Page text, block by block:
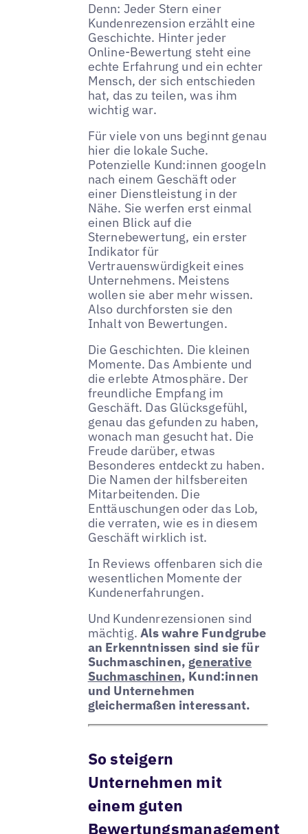
Denn: Jeder Stern einer
Kundenrezension erzählt eine
Geschichte. Hinter jeder
Online-Bewertung steht eine
echte Erfahrung und ein echter
Mensch, der sich entschieden
hat, das zu teilen, was ihm
wichtig war.
Für viele von uns beginnt genau
hier die lokale Suche.
Potenzielle Kund:innen googeln
nach einem Geschäft oder
einer Dienstleistung in der
Nähe. Sie werfen erst einmal
einen Blick auf die
Sternebewertung, ein erster
Indikator für
Vertrauenswürdigkeit eines
Unternehmens. Meistens
wollen sie aber mehr wissen.
Also durchforsten sie den
Inhalt von Bewertungen.
Die Geschichten. Die kleinen
Momente. Das Ambiente und
die erlebte Atmosphäre. Der
freundliche Empfang im
Geschäft. Das Glücksgefühl,
genau das gefunden zu haben,
wonach man gesucht hat. Die
Freude darüber, etwas
Besonderes entdeckt zu haben.
Die Namen der hilfsbereiten
Mitarbeitenden. Die
Enttäuschungen oder das Lob,
die verraten, wie es in diesem
Geschäft wirklich ist.
In Reviews offenbaren sich die
wesentlichen Momente der
Kundenerfahrungen.
Und Kundenrezensionen sind
mächtig.Als wahre Fundgrube
an Erkenntnissen sind sie für
Suchmaschinen,generative
Suchmaschinen, Kund:innen
und Unternehmen
gleichermaßen interessant.
So steigern
Unternehmen mit
einem guten
Bewertungsmanagement